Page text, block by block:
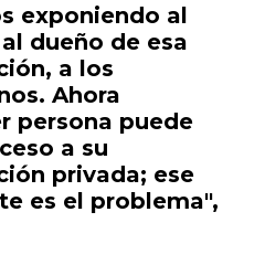
exponiendo al
dueño de esa
a los
Ahora
persona puede
a su
privada; ese
es el problema",